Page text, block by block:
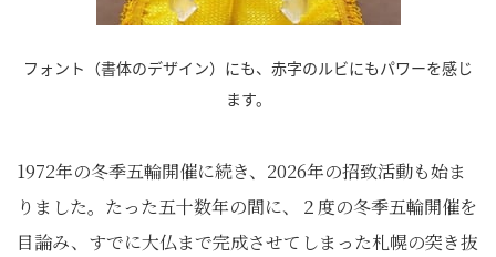
フォント（書体のデザイン）にも、赤字のルビにもパワーを感じ
ます。
1972年の冬季五輪開催に続き、2026年の招致活動も始ま
りました。たった五十数年の間に、２度の冬季五輪開催を
目論み、すでに大仏まで完成させてしまった札幌の突き抜